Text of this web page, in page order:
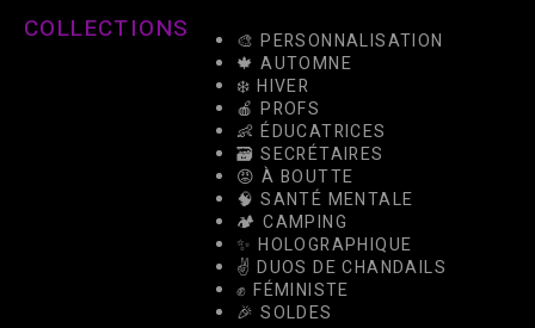
COLLECTIONS
🎨 PERSONNALISATION
🍁 AUTOMNE
❄️ HIVER
🍎 PROFS
👶 ÉDUCATRICES
🗃️ SECRÉTAIRES
😡 À BOUTTE
🧠 SANTÉ MENTALE
🏕️ CAMPING
✨ HOLOGRAPHIQUE
✌️ DUOS DE CHANDAILS
✊ FÉMINISTE
🎉 SOLDES